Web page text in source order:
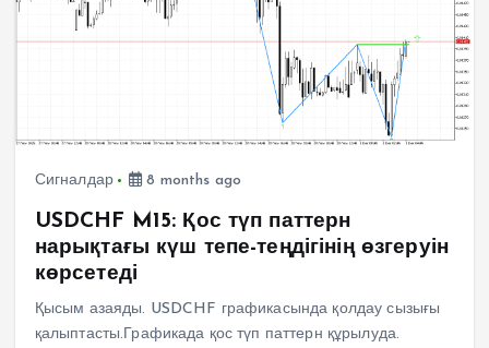
Сигналдар 8 months ago
USDCHF M15: Қос түп паттерн
нарықтағы күш тепе-теңдігінің өзгеруін
көрсетеді
Қысым азаяды. USDCHF графикасында қолдау сызығы
қалыптасты.Графикада қос түп паттерн құрылуда.